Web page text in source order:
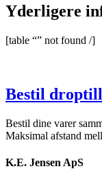
Yderligere
[table “” not found /]
Bestil
Bestil dine varer
Maksimal afstand
K.E. Jensen ApS